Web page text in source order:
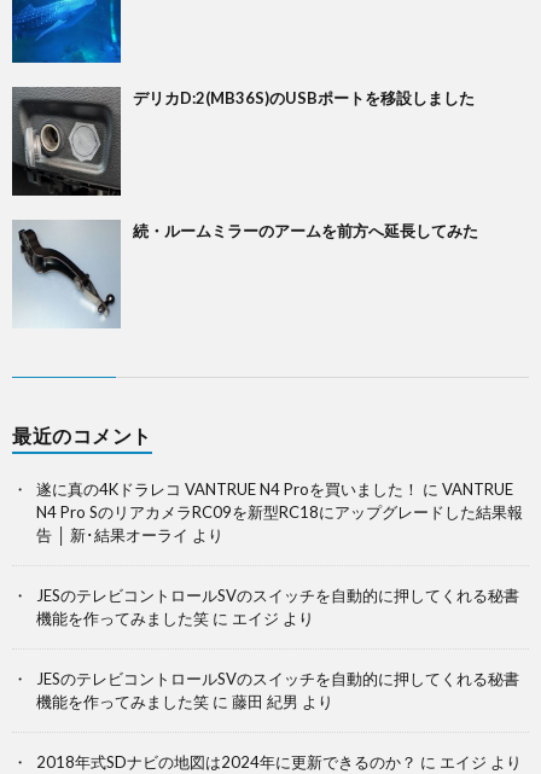
デリカD:2(MB36S)のUSBポートを移設しました
続・ルームミラーのアームを前方へ延長してみた
最近のコメント
遂に真の4Kドラレコ VANTRUE N4 Proを買いました！ に VANTRUE
N4 Pro SのリアカメラRC09を新型RC18にアップグレードした結果報
告 │ 新･結果オーライ より
JESのテレビコントロールSVのスイッチを自動的に押してくれる秘書
機能を作ってみました笑 に エイジ より
JESのテレビコントロールSVのスイッチを自動的に押してくれる秘書
機能を作ってみました笑 に 藤田 紀男 より
2018年式SDナビの地図は2024年に更新できるのか？ に エイジ より